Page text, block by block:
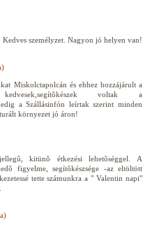
Kedves személyzet. Nagyon jó helyen van!
Miskolctapolcán és ehhez hozzájárult a
kedvesek,segítõkészek voltak a
a Szállásinfón leírtak szerint minden
környezet jó áron!
kitünõ étkezési lehetõséggel. A
figyelme, segítõkészsége -az eltöltött
tette számunkra a " Valentin napi"